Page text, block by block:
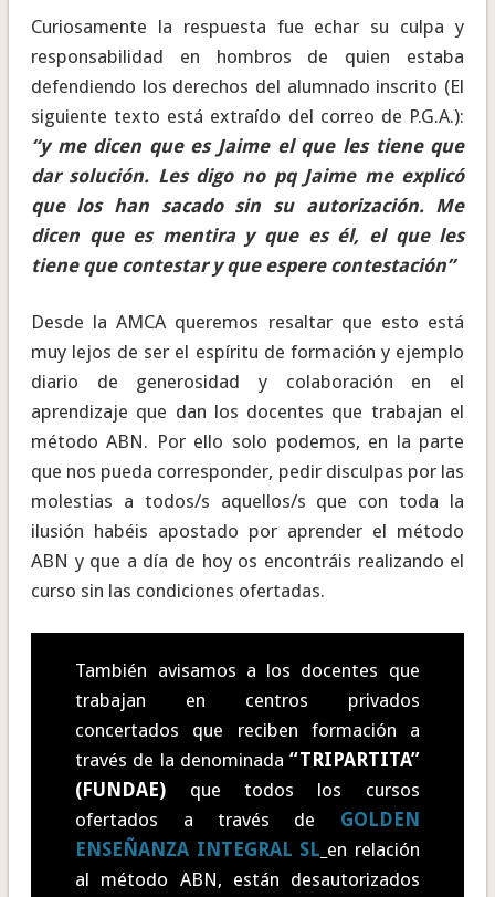
Curiosamente la respuesta fue echar su culpa y
responsabilidad en hombros de quien estaba
defendiendo los derechos del alumnado inscrito (El
siguiente texto está extraído del correo de P.G.A.):
“y me dicen que es Jaime el que les tiene que
dar solución. Les digo no pq Jaime me explicó
que los han sacado sin su autorización. Me
dicen que es mentira y que es él, el que les
tiene que contestar y que espere contestación”
Desde la AMCA queremos resaltar que esto está
muy lejos de ser el espíritu de formación y ejemplo
diario de generosidad y colaboración en el
aprendizaje que dan los docentes que trabajan el
método ABN. Por ello solo podemos, en la parte
que nos pueda corresponder, pedir disculpas por las
molestias a todos/s aquellos/s que con toda la
ilusión habéis apostado por aprender el método
ABN y que a día de hoy os encontráis realizando el
curso sin las condiciones ofertadas.
También avisamos a los docentes que
trabajan en centros privados
concertados que reciben formación a
través de la denominada “TRIPARTITA”
(FUNDAE) que todos los cursos
ofertados a través de GOLDEN
ENSEÑANZA INTEGRAL SL en relación
al método ABN, están desautorizados